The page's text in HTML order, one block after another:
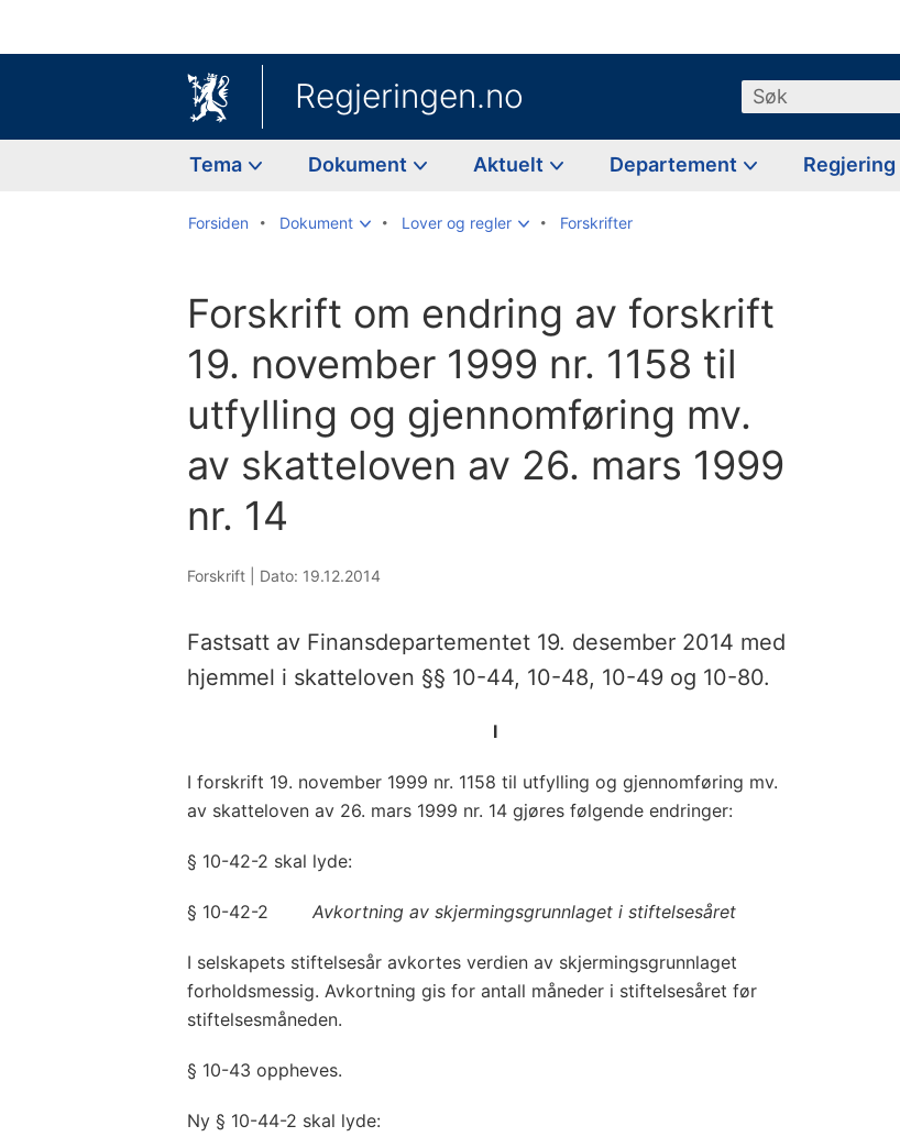
Regjeringen.no Søk
Tema Dokument Aktuelt Departement Regjering
Forsiden Dokument Lover og regler Forskrifter
Forskrift om endring av forskrift
19. november 1999 nr. 1158 til
utfylling og gjennomføring mv.
av skatteloven av 26. mars 1999
nr. 14
Forskrift | Dato: 19.12.2014
Fastsatt av Finansdepartementet 19. desember 2014 med
hjemmel i skatteloven §§ 10-44, 10-48, 10-49 og 10-80.
I
I forskrift 19. november 1999 nr. 1158 til utfylling og gjennomføring mv.
av skatteloven av 26. mars 1999 nr. 14 gjøres følgende endringer:
§ 10-42-2 skal lyde:
§ 10-42-2 Avkortning av skjermingsgrunnlaget i stiftelsesåret
I selskapets stiftelsesår avkortes verdien av skjermingsgrunnlaget
forholdsmessig. Avkortning gis for antall måneder i stiftelsesåret før
stiftelsesmåneden.
§ 10-43 oppheves.
Ny § 10-44-2 skal lyde: